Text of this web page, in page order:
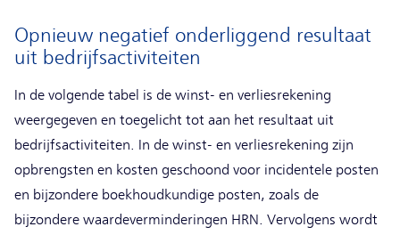
Opnieuw negatief onderliggend resultaat
uit bedrijfsactiviteiten
In de volgende tabel is de winst- en verliesrekening
weergegeven en toegelicht tot aan het resultaat uit
bedrijfsactiviteiten. In de winst- en verliesrekening zijn
opbrengsten en kosten geschoond voor incidentele posten
en bijzondere boekhoudkundige posten, zoals de
bijzondere waardeverminderingen HRN. Vervolgens wordt